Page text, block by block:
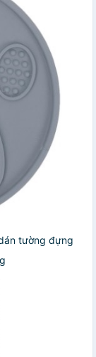
tường đựng